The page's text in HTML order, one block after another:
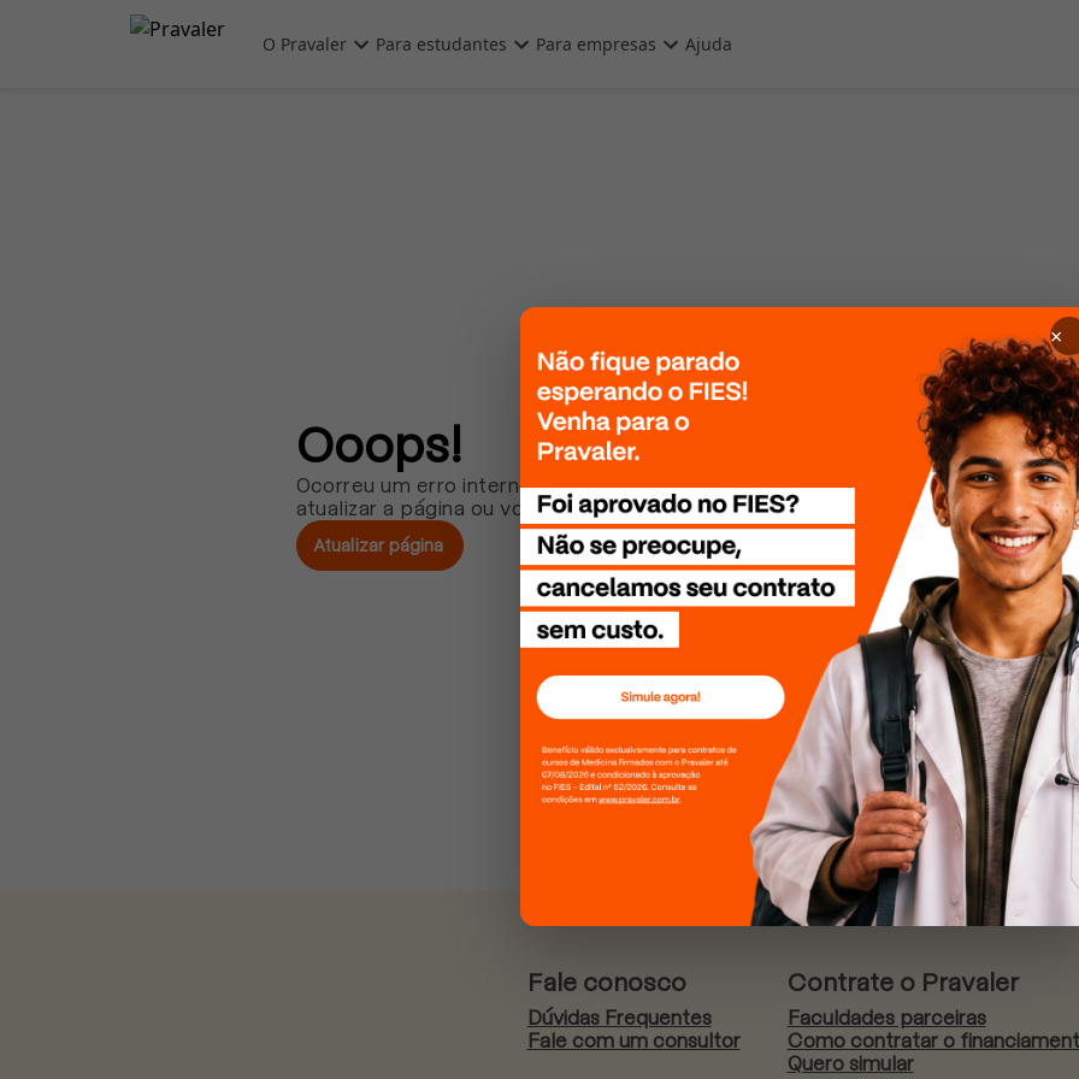
Pular para o conteúdo principal
O Pravaler Para estudantes Para empresas Ajuda
Ooops!
Ocorreu um erro interno. Por favor, tente
atualizar a página ou volte mais tarde!
Atualizar página
Fale conosco
Dúvidas Frequentes
Fale com um consultor
Contrate o Pravaler
Faculdades parceiras
Como contratar o
Quero simular
×